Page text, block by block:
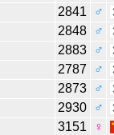
2841
♂
2848
♂
2883
♂
2787
♂
2873
♂
2930
♂
3151 ♀